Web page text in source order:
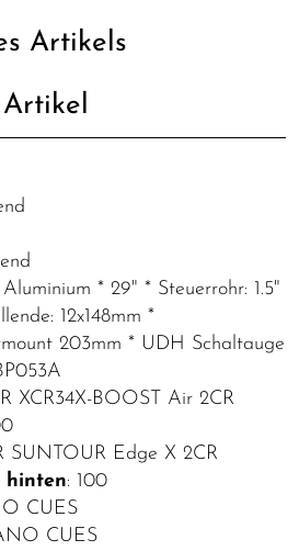
Artikels
* 29" * Steuerrohr: 1.5"
12x148mm *
203mm * UDH Schaltauge
XCR34X-BOOST Air 2CR
SUNTOUR Edge X 2CR
hinten: 100
CUES
CUES